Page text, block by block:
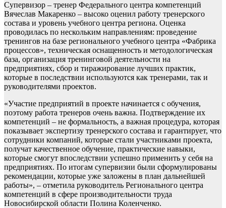
Супервизор – тренер Федерального центра компетенций
Вячеслав Макаренко – высоко оценил работу тренерского
состава и уровень учебного центра региона. Оценка
проводилась по нескольким направлениям: проведение
тренингов на базе регионального учебного центра «Фабрика
процессов», техническая оснащенность и методологическая
база, организация тренинговой деятельности на
предприятиях, сбор и тиражирование лучших практик,
которые в последствии используются как тренерами, так и
руководителями проектов.
«Участие предприятий в проекте начинается с обучения,
поэтому работа тренеров очень важна. Подтверждение их
компетенций – не формальность, а важная процедура, которая
показывает экспертизу тренерского состава и гарантирует, что
сотрудники компаний, которые стали участниками проекта,
получат качественное обучение, практические навыки,
которые смогут впоследствии успешно применить у себя на
предприятиях. По итогам супервизии были сформулированы
рекомендации, которые уже заложены в план дальнейшей
работы», – отметила руководитель Регионального центра
компетенций в сфере производительности труда
Новосибирской области Полина Коленченко.